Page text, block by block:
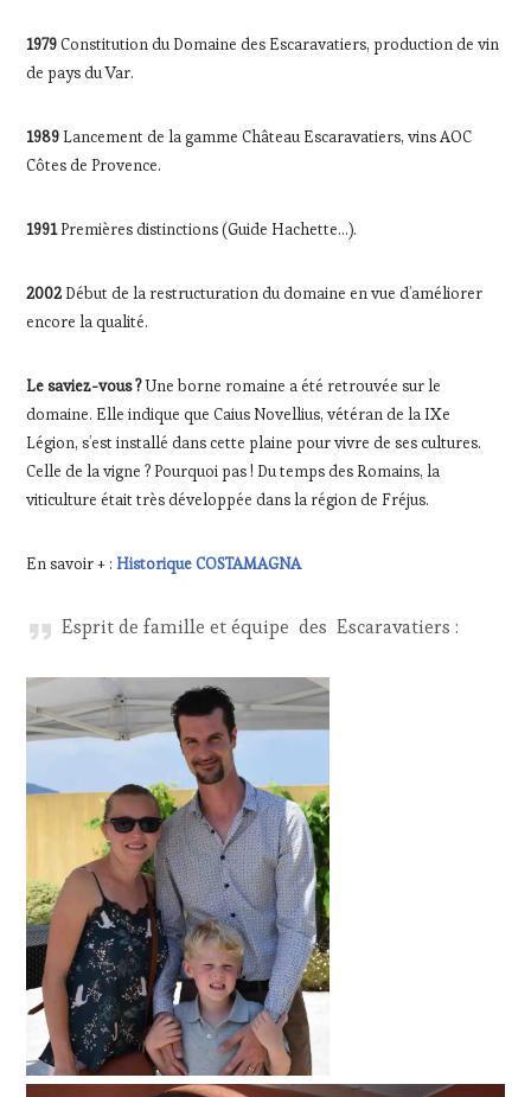
1979Constitution du Domaine des Escaravatiers, production de vin
de pays du Var.
1989 Lancement de la gamme Château Escaravatiers, vins AOC
Côtes de Provence.
1991Premières distinctions (Guide Hachette…).
2002Début de la restructuration du domaine en vue d’améliorer
encore la qualité.
Le saviez-vous ?Une borne romaine a été retrouvée sur le
domaine. Elle indique que Caius Novellius, vétéran de la IXe
Légion, s’est installé dans cette plaine pour vivre de ses cultures.
Celle de la vigne ? Pourquoi pas ! Du temps des Romains, la
viticulture était très développée dans la région de Fréjus.
En savoir + :Historique COSTAMAGNA
Esprit de famille et équipe des Escaravatiers :